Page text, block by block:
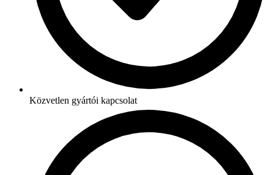
Közvetlen gyártói kapcsolat